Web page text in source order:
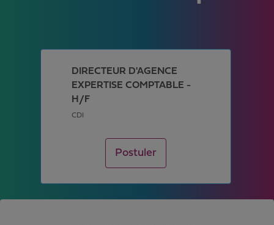
DIRECTEUR D'AGENCE
EXPERTISE COMPTABLE -
H/F
CDI
Postuler